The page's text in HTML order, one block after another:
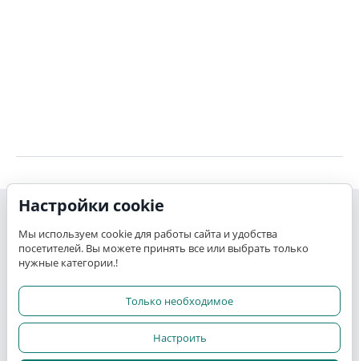
Моя учетная запись
K-TEX
Прочее
Настройки cookie
Мы используем cookie для работы сайта и удобства
посетителей. Вы можете принять все или выбрать только
нужные категории.!
Только необходимое
Настроить